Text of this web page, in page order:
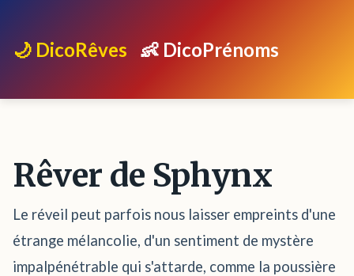
🌙 DicoRêves 👶 DicoPrénoms
Rêver de Sphynx
Le réveil peut parfois nous laisser empreints d'une
étrange mélancolie, d'un sentiment de mystère
impalpénétrable qui s'attarde, comme la poussière